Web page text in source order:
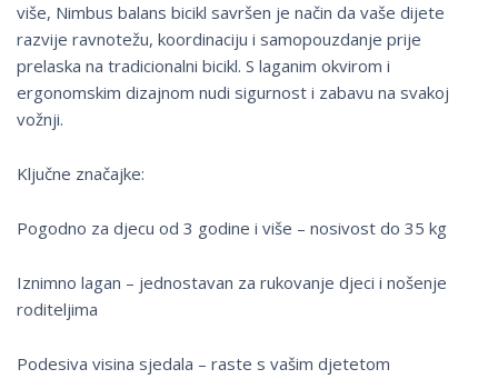
više, Nimbus balans bicikl savršen je način da vaše dijete
razvije ravnotežu, koordinaciju i samopouzdanje prije
prelaska na tradicionalni bicikl. S laganim okvirom i
ergonomskim dizajnom nudi sigurnost i zabavu na svakoj
vožnji.
Ključne značajke:
Pogodno za djecu od 3 godine i više – nosivost do 35 kg
Iznimno lagan – jednostavan za rukovanje djeci i nošenje
roditeljima
Podesiva visina sjedala – raste s vašim djetetom